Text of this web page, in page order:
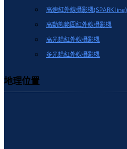
高速紅外線攝影機(SPARK line)
高動態範圍紅外線攝影機
高光譜紅外線攝影機
多光譜紅外線攝影機
地理位置